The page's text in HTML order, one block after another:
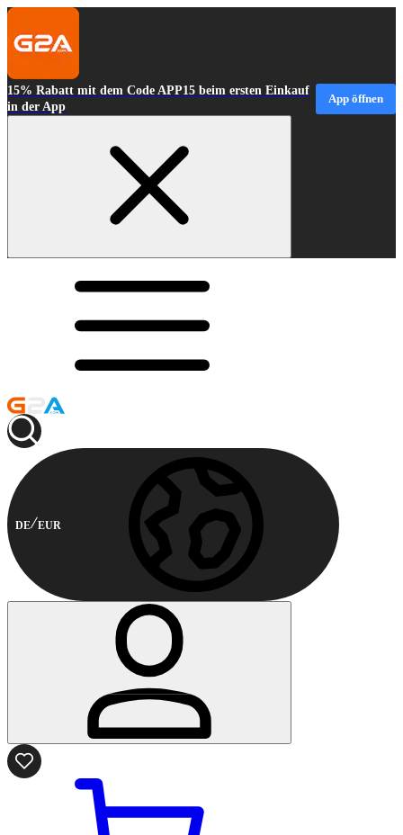
15% Rabatt mit dem Code APP15 beim ersten Einkauf
in der App
App öffnen
DE EUR